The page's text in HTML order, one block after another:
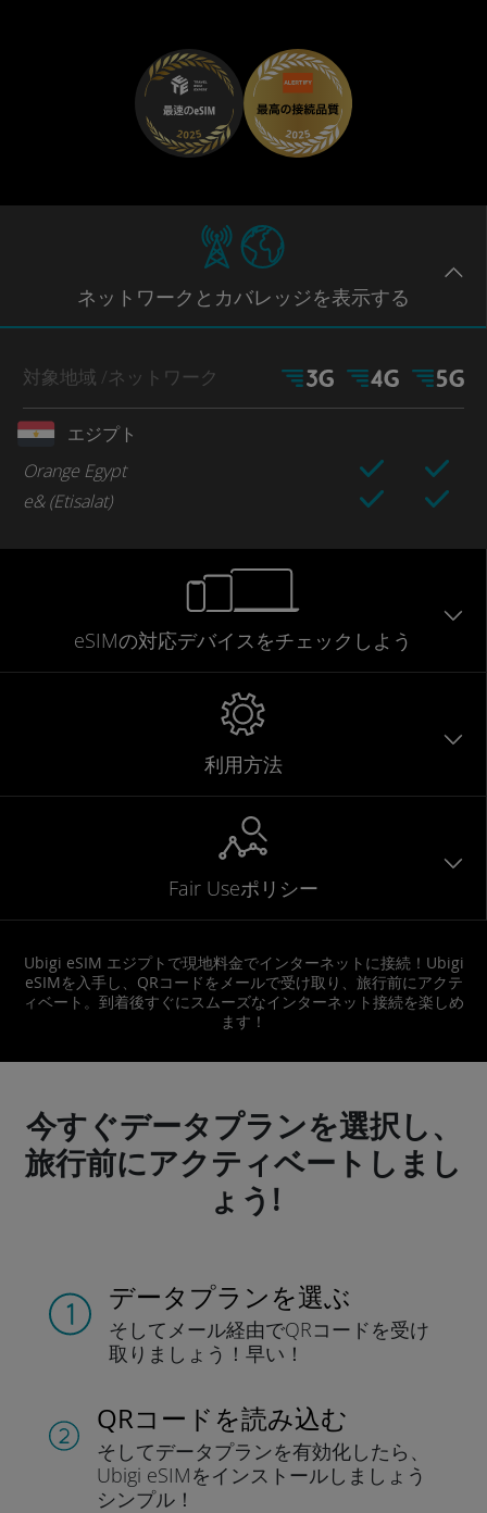
ネットワークとカバレッジを表示する
対象地域 /ネットワーク
エジプト
Orange Egypt
e& (Etisalat)
eSIMの対応デバイスをチェックしよう
利用方法
Fair Useポリシー
Ubigi eSIM エジプトで現地料金でインターネットに接続！Ubigi
eSIMを入手し、QRコードをメールで受け取り、旅行前にアクテ
ィベート。到着後すぐにスムーズなインターネット接続を楽しめ
ます！
今すぐデータプランを選択し、
旅行前にアクティベートしまし
ょう!
データプランを選ぶ
そしてメール経由でQRコードを受け
取りましょう！早い！
QRコードを読み込む
そしてデータプランを有効化したら、
Ubigi eSIMをインストールしま しょう
シンプル！